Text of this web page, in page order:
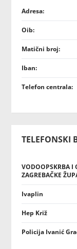
Adresa:
Oib:
Matični broj:
Iban:
Telefon centrala:
TELEFONSKI
VODOOPSKRBA I
ZAGREBAČKE
Ivaplin
Hep Križ
Policija Ivanić